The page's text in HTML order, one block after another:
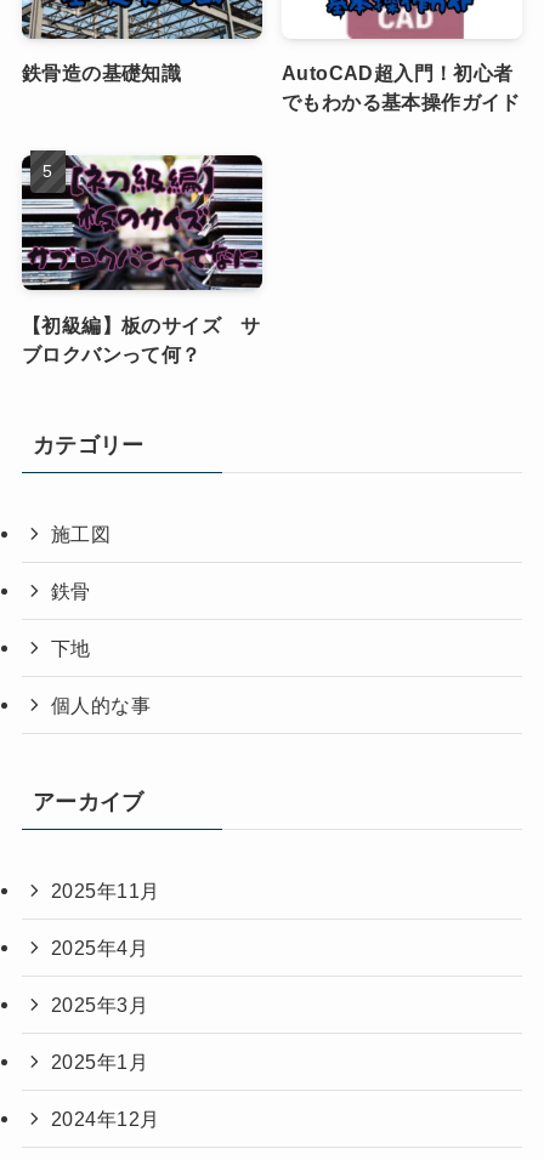
鉄骨造の基礎知識
AutoCAD超入門！初心者
でもわかる基本操作ガイド
【初級編】板のサイズ サ
ブロクバンって何？
カテゴリー
施工図
鉄骨
下地
個人的な事
アーカイブ
2025年11月
2025年4月
2025年3月
2025年1月
2024年12月